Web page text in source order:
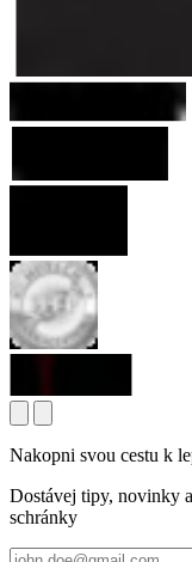
Nakopni svou cestu k
Dostávej tipy, novinky
schránky